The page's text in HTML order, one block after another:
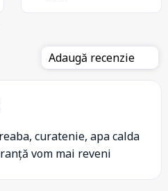
Adaugă recenzie
curatenie, apa calda
vom mai reveni